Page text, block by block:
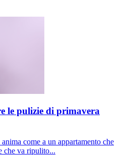
le pulizie di primavera
come a un appartamento che
che va ripulito...